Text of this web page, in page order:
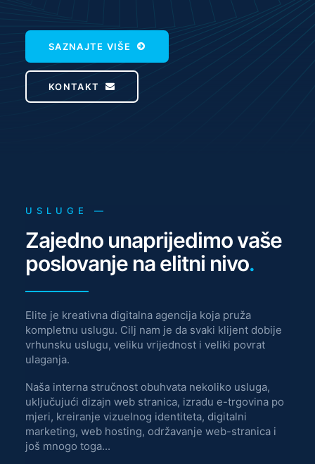
SAZNAJTE VIŠE
KONTAKT
USLUGE —
Zajedno unaprijedimo vaše
poslovanje na elitni nivo.
Elite je kreativna digitalna agencija koja pruža
kompletnu uslugu. Cilj nam je da svaki klijent dobije
vrhunsku uslugu, veliku vrijednost i veliki povrat
ulaganja.
Naša interna stručnost obuhvata nekoliko usluga,
uključujući dizajn web stranica, izradu e-trgovina po
mjeri, kreiranje vizuelnog identiteta, digitalni
marketing, web hosting, održavanje web-stranica i
još mnogo toga...